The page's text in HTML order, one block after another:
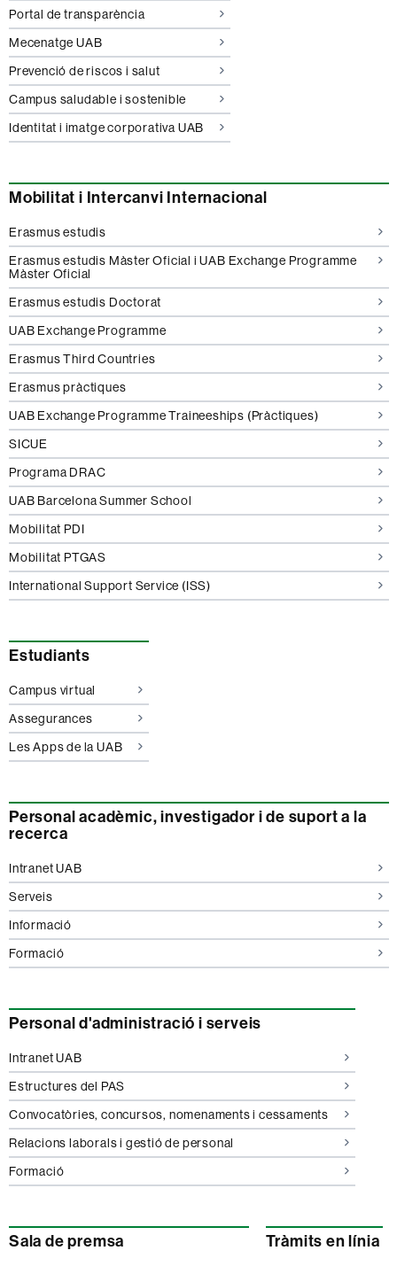
Portal de transparència
Mecenatge UAB
Prevenció de riscos i salut
Campus saludable i sostenible
Identitat i imatge corporativa UAB
Mobilitat i Intercanvi Internacional
Erasmus estudis
Erasmus estudis Màster Oficial i UAB Exchange Programme
Màster Oficial
Erasmus estudis Doctorat
UAB Exchange Programme
Erasmus Third Countries
Erasmus pràctiques
UAB Exchange Programme Traineeships (Pràctiques)
SICUE
Programa DRAC
UAB Barcelona Summer School
Mobilitat PDI
Mobilitat PTGAS
International Support Service (ISS)
Estudiants
Campus virtual
Assegurances
Les Apps de la UAB
Personal acadèmic, investigador i de suport a la
recerca
Intranet UAB
Serveispel
PDI
Informació
PDI
Formaciópel
PDI
Personal d'administració i serveis
Intranet UAB
Estructures del PAS
Convocatòries, concursos, nomenaments i cessaments
Relacions laborals i gestió de personal
Formaciópel
PAS
Sala de premsa Tràmits en línia